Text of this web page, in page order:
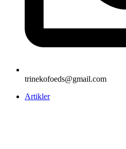
trinekofoeds@gmail.com
Artikler